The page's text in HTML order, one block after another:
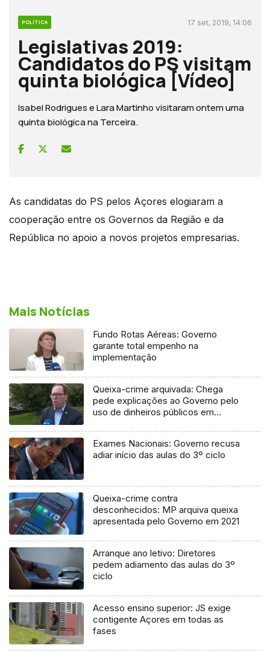
POLÍTICA 17 set, 2019, 14:06
Legislativas 2019:
Candidatos do PS visitam
quinta biológica [Vídeo]
Isabel Rodrigues e Lara Martinho visitaram ontem uma
quinta biológica na Terceira.
As candidatas do PS pelos Açores elogiaram a
cooperação entre os Governos da Região e da
República no apoio a novos projetos empresarias.
Mais Notícias
Fundo Rotas Aéreas: Governo
garante total empenho na
implementação
Queixa-crime arquivada: Chega
pede explicações ao Governo pelo
uso de dinheiros públicos em
Exames Nacionais: Governo recusa
adiar início das aulas do 3º ciclo
Queixa-crime contra
desconhecidos: MP arquiva queixa
apresentada pelo Governo em 2021
Arranque ano letivo: Diretores
pedem adiamento das aulas do 3º
ciclo
Acesso ensino superior: JS exige
contigente Açores em todas as
fases